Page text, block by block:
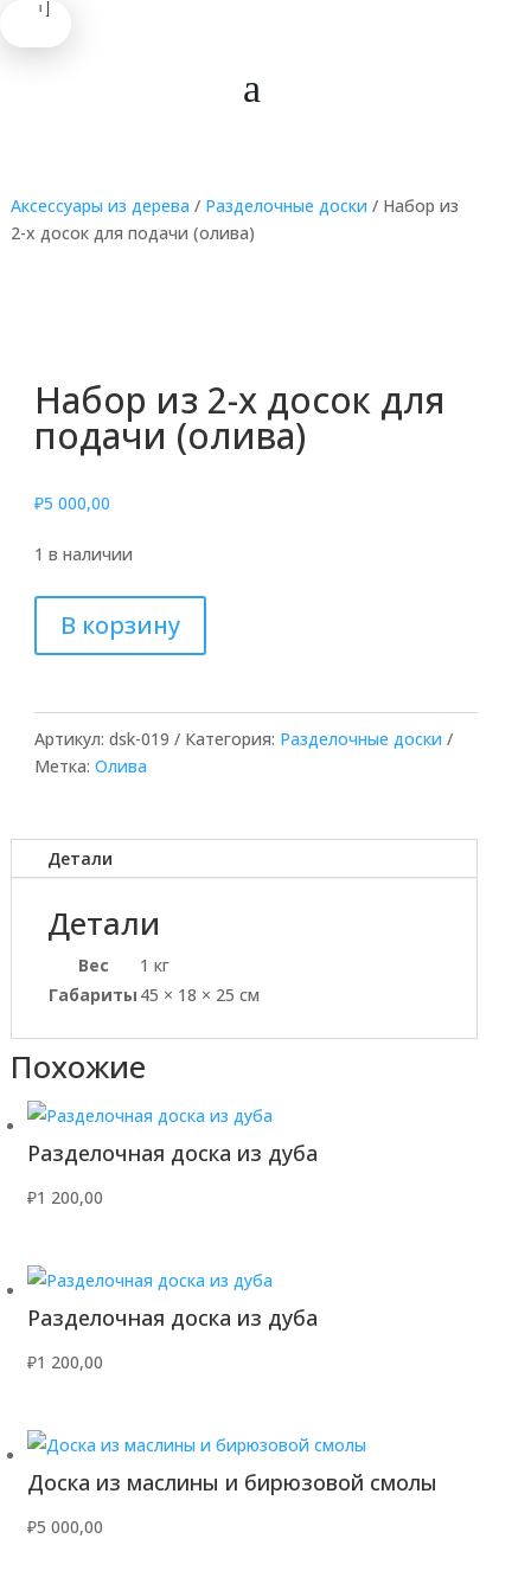
.
Аксессуары из дерева / Разделочные доски / Набор из
2-х досок для подачи (олива)
Набор из 2-х досок для
подачи (олива)
₽5 000,00
1 в наличии
товара
2-
х
досок
(олива)
В корзину
Артикул: dsk-019 Категория: Разделочные доски
Метка: Олива
Детали
Детали
Вес
1 кг
Габариты 45 × 18 × 25 см
Похожие
Разделочная доска из дуба
₽1 200,00
Разделочная доска из дуба
₽1 200,00
Доска из маслины и бирюзовой смолы
₽5 000,00